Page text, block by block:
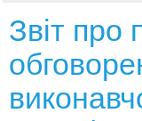
Звіт про